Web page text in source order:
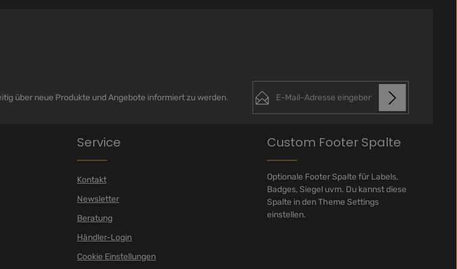
über neue Produkte und Angebote informiert zu werden.
Ich habe die
gelesen und bin mit ihnen
einverstanden. *
Die mit einem Stern (*) markierten Felder
sind Pflichtfelder.
Service
Kontakt
Newsletter
Beratung
Händler-Login
Cookie Einstellungen
Custom Footer Spalte
Optionale Footer Spalte für Labels,
Badges, Siegel uvm. Du kannst diese
Spalte in den Theme Settings
einstellen.